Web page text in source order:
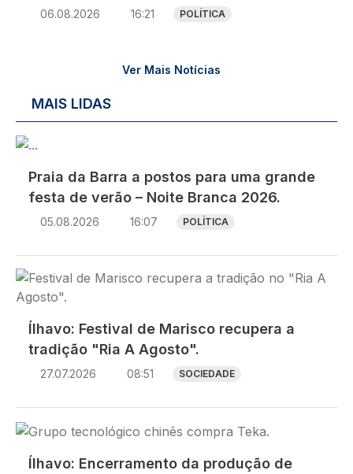
06.08.2026 16:21 POLÍTICA
Ver Mais Notícias
MAIS LIDAS
Imagem
Praia da Barra a postos para uma grande
festa de verão – Noite Branca 2026.
05.08.2026 16:07 POLÍTICA
Imagem
Ílhavo: Festival de Marisco recupera a
tradição "Ria A Agosto".
27.07.2026 08:51 SOCIEDADE
Imagem
Ílhavo: Encerramento da produção de